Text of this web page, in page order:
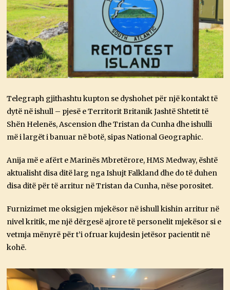
Telegraph gjithashtu kupton se dyshohet për një kontakt të
dytë në ishull – pjesë e Territorit Britanik Jashtë Shtetit të
Shën Helenës, Ascension dhe Tristan da Cunha dhe ishulli
më i largët i banuar në botë, sipas National Geographic.
Anija më e afërt e Marinës Mbretërore, HMS Medway, është
aktualisht disa ditë larg nga Ishujt Falkland dhe do të duhen
disa ditë për të arritur në Tristan da Cunha, nëse porositet.
Furnizimet me oksigjen mjekësor në ishull kishin arritur në
nivel kritik, me një dërgesë ajrore të personelit mjekësor si e
vetmja mënyrë për t’i ofruar kujdesin jetësor pacientit në
kohë.